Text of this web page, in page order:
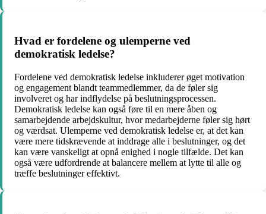
Hvad er fordelene og ulemperne ved
demokratisk ledelse?
Fordelene ved demokratisk ledelse inkluderer øget motivation
og engagement blandt teammedlemmer, da de føler sig
involveret og har indflydelse på beslutningsprocessen.
Demokratisk ledelse kan også føre til en mere åben og
samarbejdende arbejdskultur, hvor medarbejderne føler sig hørt
og værdsat. Ulemperne ved demokratisk ledelse er, at det kan
være mere tidskrævende at inddrage alle i beslutninger, og det
kan være vanskeligt at opnå enighed i nogle tilfælde. Det kan
også være udfordrende at balancere mellem at lytte til alle og
træffe beslutninger effektivt.